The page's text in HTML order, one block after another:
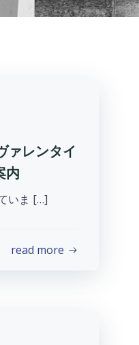
ァレンタイ
内
いま […]
read more